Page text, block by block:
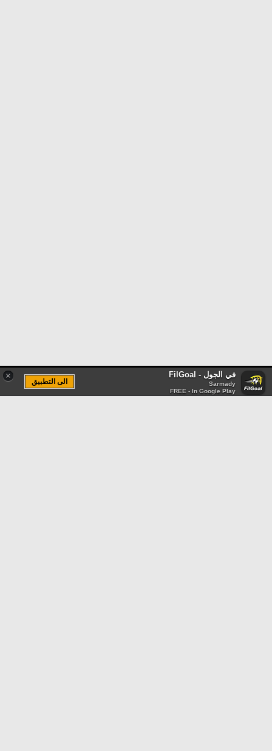
× في الجول - FilGoal
Sarmady
FREE - In Google Play
الى التطبيق